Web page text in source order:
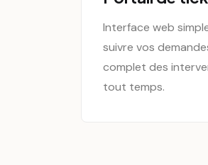
Interface web
suivre vos
complet des
tout temps.